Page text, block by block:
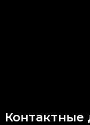
Контактные